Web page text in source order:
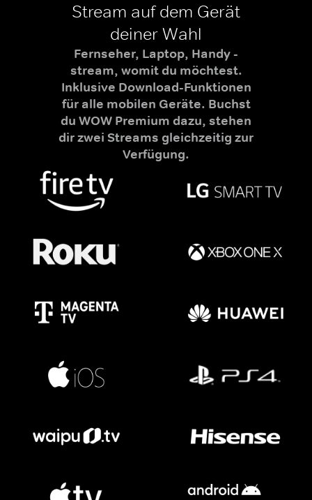
Stream auf dem Gerät
deiner Wahl
Fernseher, Laptop, Handy -
stream, womit du möchtest.
Inklusive Download-Funktionen
für alle mobilen Geräte. Buchst
du WOW Premium dazu, stehen
dir zwei Streams gleichzeitig zur
Verfügung.